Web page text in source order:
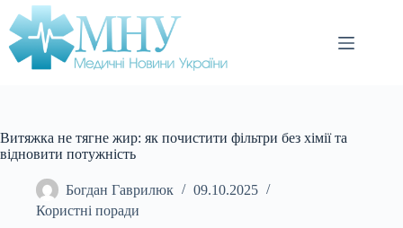
Перейти
до
вмісту
Витяжка не тягне жир: як почистити фільтри без хімії та
відновити потужність
Богдан Гаврилюк
09.10.2025
Користні поради